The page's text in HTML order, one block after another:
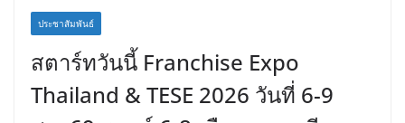
ประชาสัมพันธ์
สตาร์ทวันนี้ Franchise Expo
Thailand & TESE 2026 วันที่ 6-9